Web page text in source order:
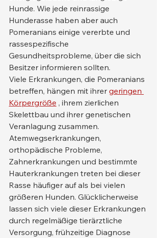
Hunde. Wie jede reinrassige
Hunderasse haben aber auch
Pomeranians einige vererbte und
rassespezifische
Gesundheitsprobleme, über die sich
Besitzer informieren sollten.
Viele Erkrankungen, die Pomeranians
betreffen, hängen mit ihrer geringen
Körpergröße , ihrem zierlichen
Skelettbau und ihrer genetischen
Veranlagung zusammen.
Atemwegserkrankungen,
orthopädische Probleme,
Zahnerkrankungen und bestimmte
Hauterkrankungen treten bei dieser
Rasse häufiger auf als bei vielen
größeren Hunden. Glücklicherweise
lassen sich viele dieser Erkrankungen
durch regelmäßige tierärztliche
Versorgung, frühzeitige Diagnose